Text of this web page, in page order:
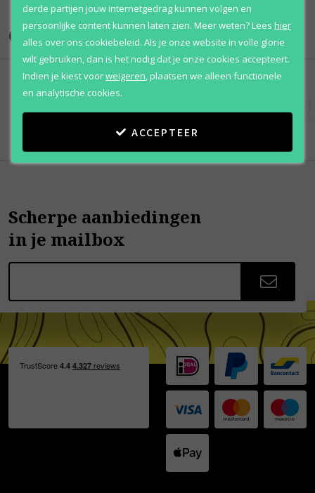
Onze merken
Scherpe aanbiedingen
in je mailbox
derde partijen jouw internetgedrag kunnen volgen en
persoonlijke content kunnen laten zien. Meer weten?Lees hier
alles over ons cookiebeleid. Als je onze website in volle glorie
wilt gebruiken, dan is het nodig dat je onze cookies accepteert.
Indien je kiest voorweigeren plaatsen we alleen functionele
en analytische cookies.
ACCEPTEER